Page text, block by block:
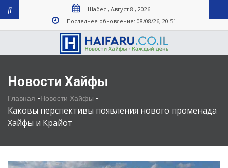
Шабес , Август 8 , 2026
Последнее обновление: 08/08/26, 20:51
Новости Хайфы
Главная -Новости Хайфы -
Каковы перспективы появления нового променада
Хайфы и Крайот